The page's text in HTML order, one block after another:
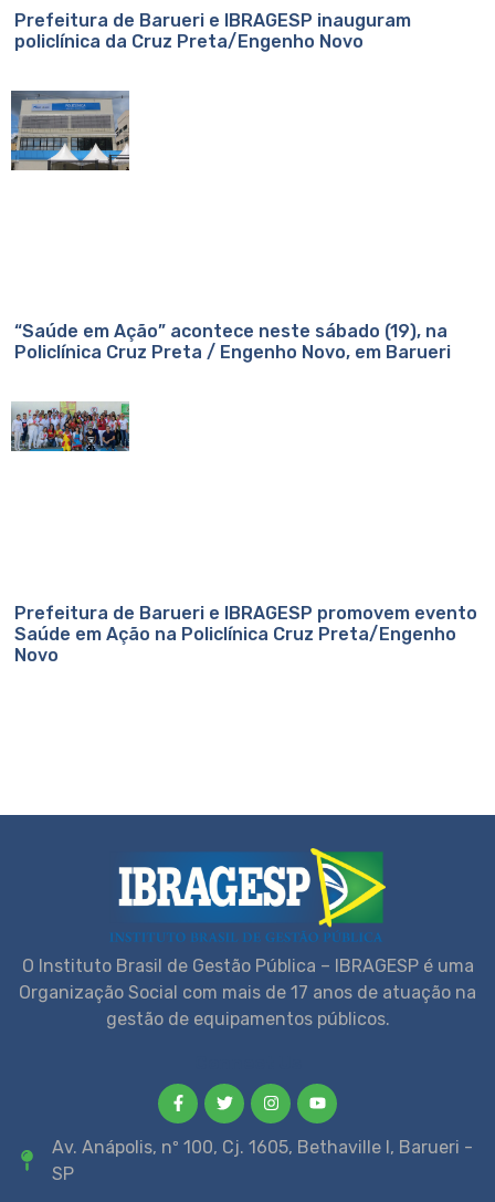
Prefeitura de Barueri e IBRAGESP inauguram
policlínica da Cruz Preta/Engenho Novo
“Saúde em Ação” acontece neste sábado (19), na
Policlínica Cruz Preta / Engenho Novo, em Barueri
Prefeitura de Barueri e IBRAGESP promovem evento
Saúde em Ação na Policlínica Cruz Preta/Engenho
Novo
O Instituto Brasil de Gestão Pública – IBRAGESP é uma
Organização Social com mais de 17 anos de atuação na
gestão de equipamentos públicos.
Av. Anápolis, nº 100, Cj. 1605, Bethaville I, Barueri -
SP